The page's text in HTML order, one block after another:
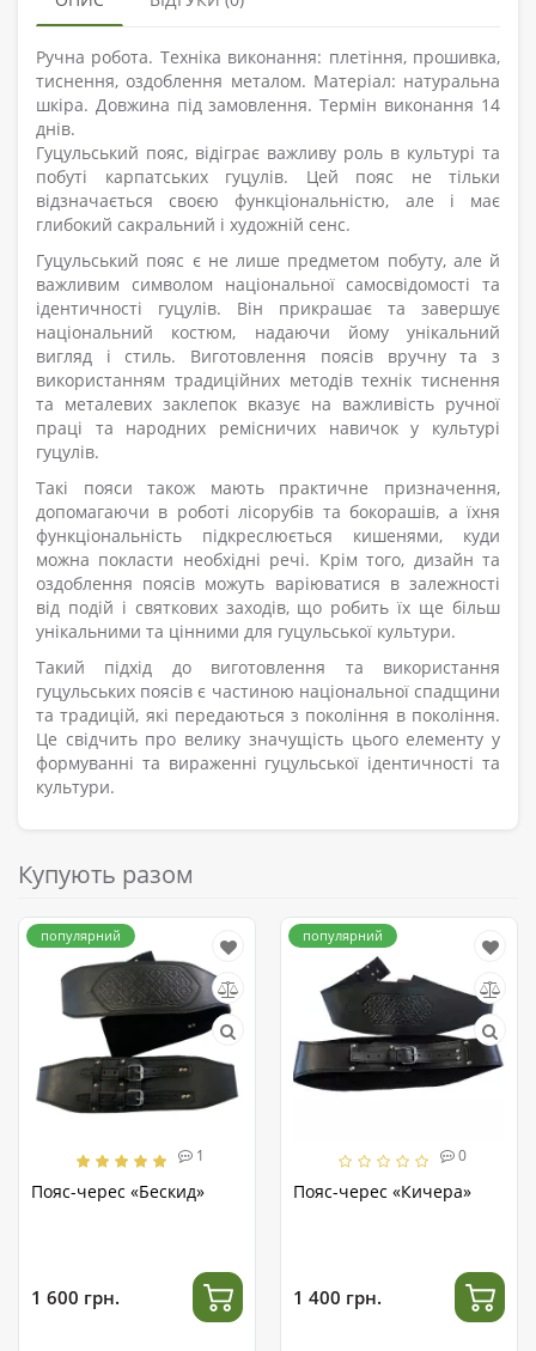
Ручна робота. Техніка виконання: плетіння, прошивка,
тиснення, оздоблення металом. Матеріал: натуральна
шкіра. Довжина під замовлення. Термін виконання 14
днів.
Гуцульський пояс, відіграє важливу роль в культурі та
побуті карпатських гуцулів. Цей пояс не тільки
відзначається своєю функціональністю, але і має
глибокий сакральний і художній сенс.
Гуцульський пояс є не лише предметом побуту, але й
важливим символом національної самосвідомості та
ідентичності гуцулів. Він прикрашає та завершує
національний костюм, надаючи йому унікальний
вигляд і стиль. Виготовлення поясів вручну та з
використанням традиційних методів технік тиснення
та металевих заклепок вказує на важливість ручної
праці та народних ремісничих навичок у культурі
гуцулів.
Такі пояси також мають практичне призначення,
допомагаючи в роботі лісорубів та бокорашів, а їхня
функціональність підкреслюється кишенями, куди
можна покласти необхідні речі. Крім того, дизайн та
оздоблення поясів можуть варіюватися в залежності
від подій і святкових заходів, що робить їх ще більш
унікальними та цінними для гуцульської культури.
Такий підхід до виготовлення та використання
гуцульських поясів є частиною національної спадщини
та традицій, які передаються з покоління в покоління.
Це свідчить про велику значущість цього елементу у
формуванні та вираженні гуцульської ідентичності та
культури.
Купують разом
популярний
1
Пояс-черес «Бескид»
1 600 грн.
популярний
0
Пояс-черес «Кичера»
1 400 грн.